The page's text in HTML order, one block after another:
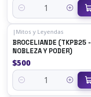
Quantity
| Mitos y Leyendas
BROCELIANDE (TKPB25 -
NOBLEZA Y PODER)
$500
Quantity